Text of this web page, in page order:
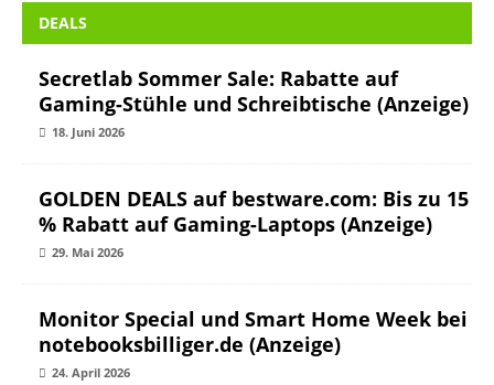
DEALS
Secretlab Sommer Sale: Rabatte auf
Gaming-Stühle und Schreibtische (Anzeige)
18. Juni 2026
GOLDEN DEALS auf bestware.com: Bis zu 15
% Rabatt auf Gaming-Laptops (Anzeige)
29. Mai 2026
Monitor Special und Smart Home Week bei
notebooksbilliger.de (Anzeige)
24. April 2026